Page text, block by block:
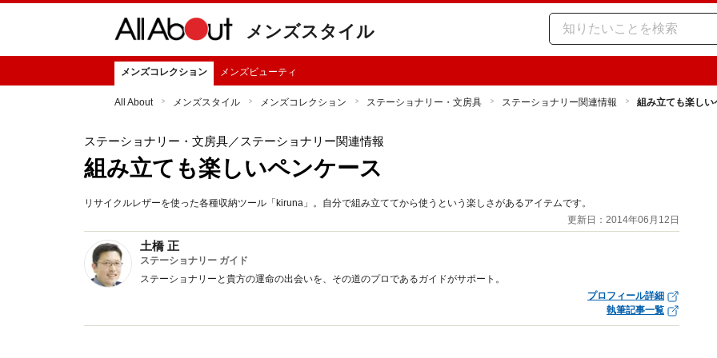
メンズスタイル
メンズコレクション メンズビューティ
All About メンズスタイル メンズコレクション ステーショナリー・文房具 ステーショナリー関連情報 組み立ても楽しい
ステーショナリー・文房具／ステーショナリー関連情報
組み立ても楽しいペンケース
リサイクルレザーを使った各種収納ツール「kiruna」。自分で組み立ててから使うという楽しさがあるアイテムです。
更新日：2014年06月12日
土橋 正
ステーショナリー ガイド
ステーショナリーと貴方の運命の出会いを、その道のプロであるガイドがサポート。
プロフィール詳細
執筆記事一覧